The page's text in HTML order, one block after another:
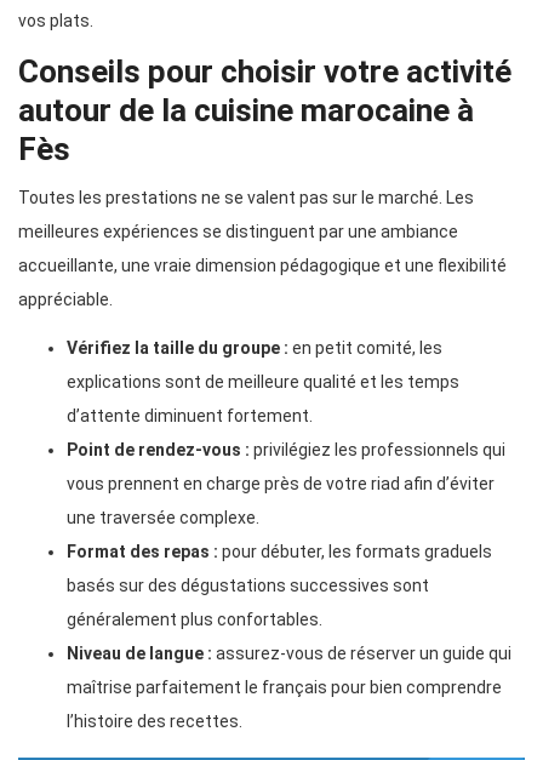
vos plats.
Conseils pour choisir votre activité
autour de la cuisine marocaine à
Fès
Toutes les prestations ne se valent pas sur le marché. Les
meilleures expériences se distinguent par une ambiance
accueillante, une vraie dimension pédagogique et une flexibilité
appréciable.
Vérifiez la taille du groupe : en petit comité, les
explications sont de meilleure qualité et les temps
d’attente diminuent fortement.
Point de rendez-vous : privilégiez les professionnels qui
vous prennent en charge près de votre riad afin d’éviter
une traversée complexe.
Format des repas : pour débuter, les formats graduels
basés sur des dégustations successives sont
généralement plus confortables.
Niveau de langue : assurez-vous de réserver un guide qui
maîtrise parfaitement le français pour bien comprendre
l’histoire des recettes.